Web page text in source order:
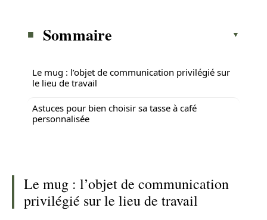
Sommaire
Le mug : l’objet de communication privilégié sur
le lieu de travail
Astuces pour bien choisir sa tasse à café
personnalisée
Le mug : l’objet de communication
privilégié sur le lieu de travail